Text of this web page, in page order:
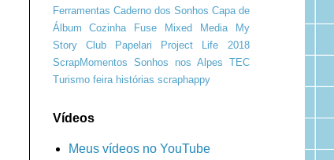
Ferramentas Caderno dos Sonhos Capa de
Álbum
Cozinha Fuse Mixed Media
My
Story Club
Papelari
Project Life 2018
ScrapMomentos Sonhos nos Alpes TEC
Turismo feira histórias scraphappy
Vídeos
Meus vídeos no YouTube